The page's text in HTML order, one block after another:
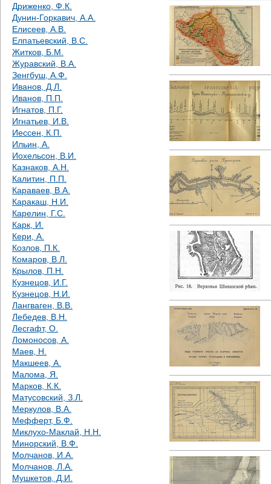
Дриженко, Ф.К.
Дунин-Горкавич, А.А.
Елисеев, А.В.
Елпатьевский, В.С.
Житков, Б.М.
Журавский, В.А.
Зенгбуш, А.Ф.
Иванов, Д.Л.
Иванов, П.П.
Игнатов, П.Г.
Игнатьев, И.В.
Иессен, К.П.
Ильин, А.
Иохельсон, В.И.
Казнаков, А.Н.
Калитин, П.П.
Караваев, В.А.
Каракаш, Н.И.
Карелин, Г.С.
Карк, И.
Кери, А.
Козлов, П.К.
Комаров, В.Л.
Крылов, П.Н.
Кузнецов, И.Г.
Кузнецов, Н.И.
Лангваген, В.В.
Лебедев, В.Н.
Лесгафт, О.
Ломоносов, А.
Маев, Н.
Макшеев, А.
Малома, Я.
Марков, К.К.
Матусовский, З.Л.
Меркулов, В.А.
Мефферт, Б.Ф.
Миклухо-Маклай, Н.Н.
Минорский, В.Ф.
Молчанов, И.А.
Молчанов, Л.А.
Мушкетов, Д.И.